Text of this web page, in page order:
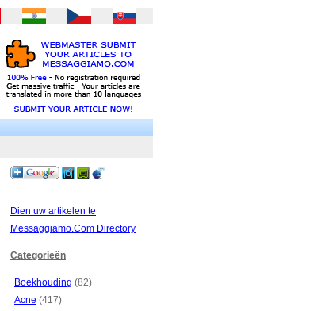
Dien uw artikelen te
Messaggiamo.Com Directory
Categorieën
Boekhouding (82)
Acne (417)